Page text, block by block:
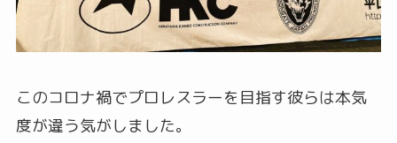
このコロナ禍でプロレスラーを目指す彼らは本気
度が違う気がしました。